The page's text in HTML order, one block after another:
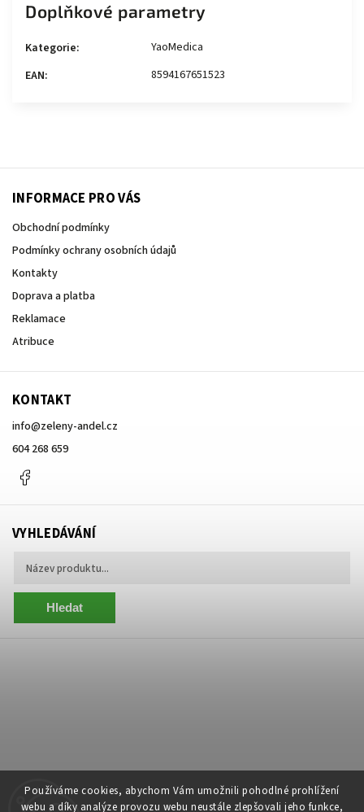
Používáme cookies, abychom Vám umožnili pohodlné prohlížení
webu a díky analýze provozu webu neustále zlepšovali jeho funkce,
Doplňkové parametry
Kategorie:
YaoMedica
EAN: 8594167651523
INFORMACE PRO VÁS
Obchodní podmínky
Podmínky ochrany osobních údajů
Kontakty
Doprava a platba
Reklamace
Atribuce
KONTAKT
info@zeleny-andel.cz
604 268 659
VYHLEDÁVÁNÍ
Hledat